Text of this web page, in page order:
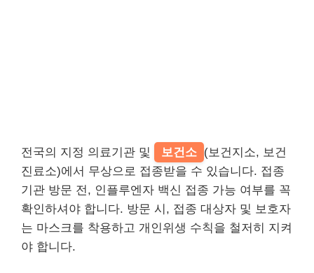
전국의 지정 의료기관 및 보건소 (보건지소, 보건
진료소)에서 무상으로 접종받을 수 있습니다. 접종
기관 방문 전, 인플루엔자 백신 접종 가능 여부를 꼭
확인하셔야 합니다. 방문 시, 접종 대상자 및 보호자
는 마스크를 착용하고 개인위생 수칙을 철저히 지켜
야 합니다.